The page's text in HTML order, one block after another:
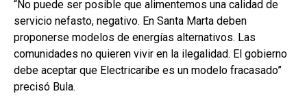
“No puede ser posible que alimentemos una calidad de
servicio nefasto, negativo. En Santa Marta deben
proponerse modelos de energías alternativos. Las
comunidades no quieren vivir en la ilegalidad. El gobierno
debe aceptar que Electricaribe es un modelo fracasado”
precisó Bula.